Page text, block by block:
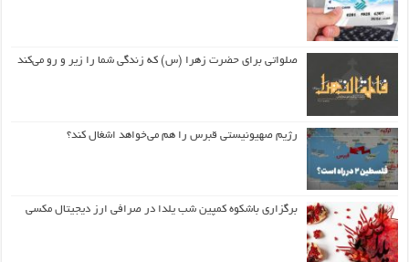
صلواتی برای حضرت زهرا (س) که زندگی شما را زیر و رو می‌کند
رژیم صهیونیستی قبرس را هم می‌خواهد اشغال کند؟
برگزاری باشکوه کمپین شب یلدا در صرافی ارز دیجیتال مکسی